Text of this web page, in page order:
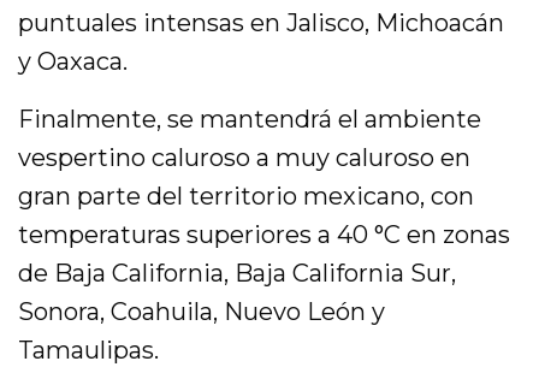
puntuales intensas en Jalisco, Michoacán
y Oaxaca.
Finalmente, se mantendrá el ambiente
vespertino caluroso a muy caluroso en
gran parte del territorio mexicano, con
temperaturas superiores a 40 °C en zonas
de Baja California, Baja California Sur,
Sonora, Coahuila, Nuevo León y
Tamaulipas.